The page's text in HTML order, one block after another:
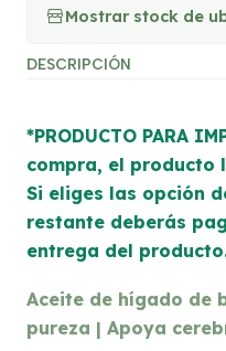
Mostrar stock de
DESCRIPCIÓN
*PRODUCTO PARA
compra, el producto
Si eliges las opción
restante deberás
entrega del
Aceite de hígado de
pureza | Apoya